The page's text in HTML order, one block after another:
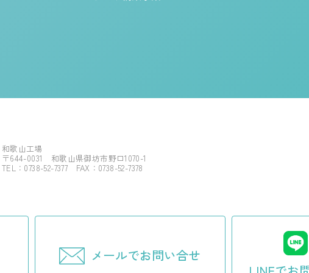
和歌山工場
〒644-0031 和歌山県御坊市野口1070-1
TEL：0738-52-7377 FAX：0738-52-7378
メールでお問い合せ